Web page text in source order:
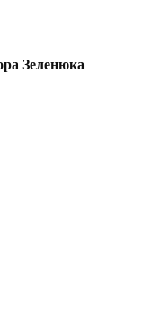
Зеленюка